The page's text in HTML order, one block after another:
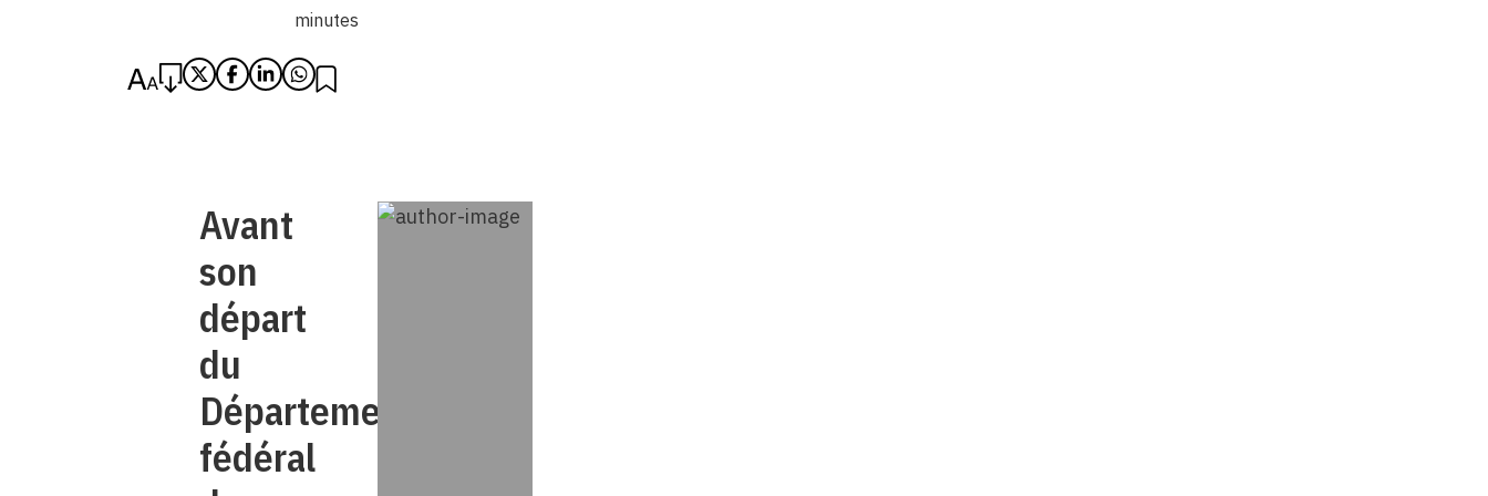
minutes
Avant
son
départ
du
Département
fédéral